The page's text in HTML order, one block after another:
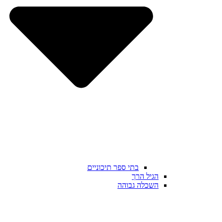
בתי ספר תיכוניים
הגיל הרך
השכלה גבוהה